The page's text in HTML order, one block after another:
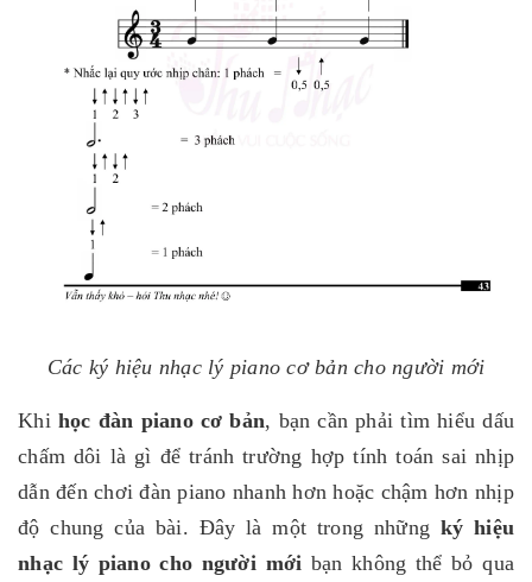
Các ký hiệu nhạc lý piano cơ bản cho người mới
Khi học đàn piano cơ bản, bạn cần phải tìm hiểu dấu
chấm dôi là gì để tránh trường hợp tính toán sai nhịp
dẫn đến chơi đàn piano nhanh hơn hoặc chậm hơn nhịp
độ chung của bài. Đây là một trong những ký hiệu
nhạc lý piano cho người mới bạn không thể bỏ qua